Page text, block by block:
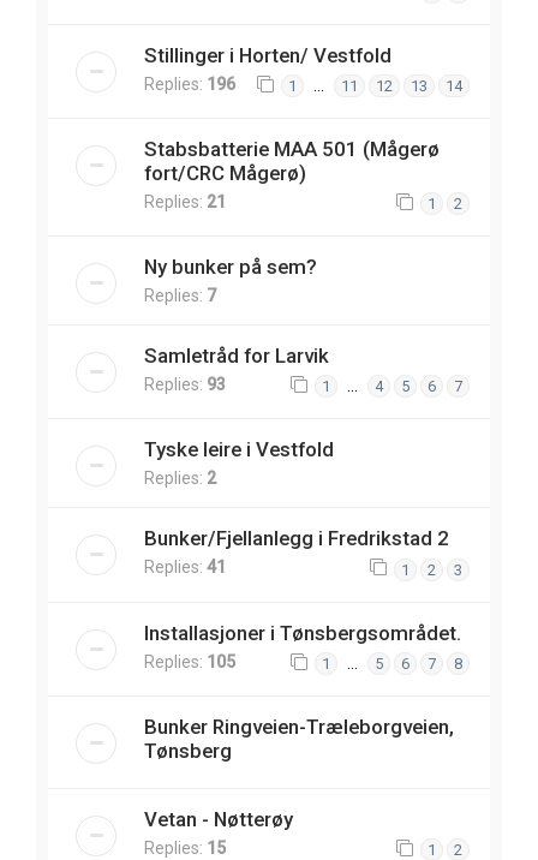
Stillinger i Horten/ Vestfold
Replies: 196 1 11 12 13 14
Stabsbatterie MAA 501 (Mågerø
fort/CRC Mågerø)
Replies: 21 1 2
Ny bunker på sem?
Replies: 7
Samletråd for Larvik
Replies: 93 1 … 4 5 6 7
Tyske leire i Vestfold
Replies: 2
Bunker/Fjellanlegg i Fredrikstad 2
Replies: 41 1 2 3
Installasjoner i Tønsbergsområdet.
Replies: 105 1 5 6 7 8
Bunker Ringveien-Træleborgveien,
Tønsberg
Vetan - Nøtterøy
Replies: 15 1 2